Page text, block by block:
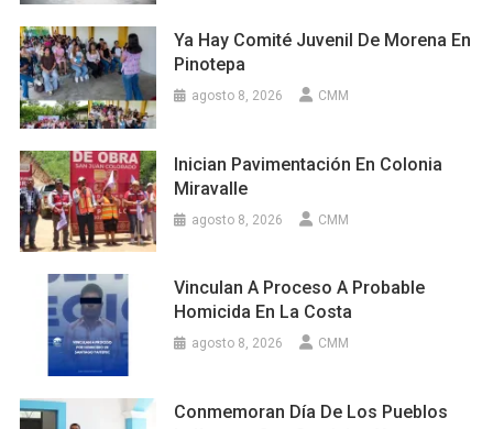
Ya Hay Comité Juvenil De Morena En
Pinotepa
agosto 8, 2026 CMM
Inician Pavimentación En Colonia
Miravalle
agosto 8, 2026 CMM
Vinculan A Proceso A Probable
Homicida En La Costa
agosto 8, 2026 CMM
Conmemoran Día De Los Pueblos